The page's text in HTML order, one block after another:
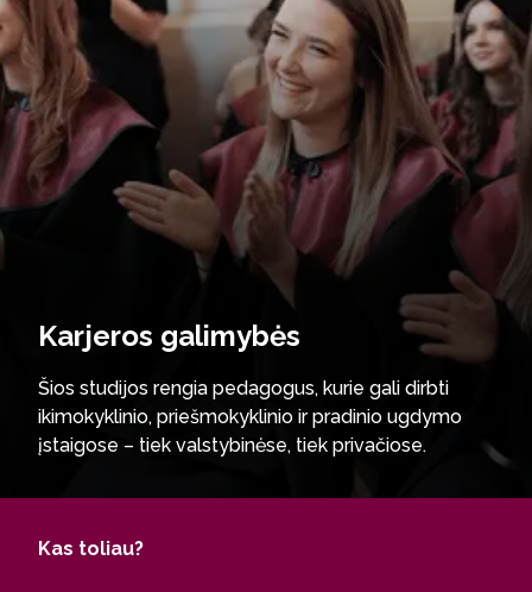
Karjeros galimybės
Šios studijos rengia pedagogus, kurie gali dirbti
ikimokyklinio, priešmokyklinio ir pradinio ugdymo
įstaigose – tiek valstybinėse, tiek privačiose.
neformalaus švietimo organizacijose, viešojo ir
veiklų koordinatoriai, ugdymo projektų rengėjai,
Kas toliau?